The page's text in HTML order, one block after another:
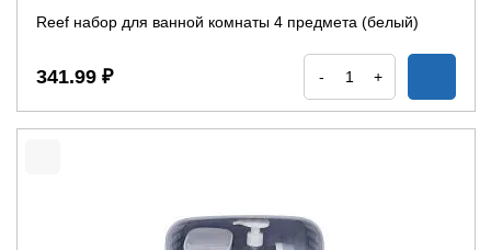
Reef набор для ванной комнаты 4 предмета (белый)
341.99 ₽ - +